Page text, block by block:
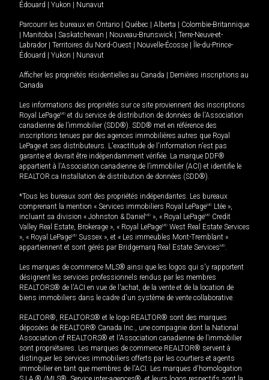
Édouard
Yukon Nunavut
Parcourir les bureaux en Ontario Québec Alberta
Colombie-Britannique
Manitoba Saskatchewan Nouveau-Brunswick
Terre-Neuve-et-
Labrador
Territoires du Nord-Ouest Nouvelle-Écosse
Île-du-Prince-
Édouard
Yukon Nunavut
Afficher les propriétés résidentielles au Canada
Dernières inscriptions au
Canada
Les informations des propriétés sur ce site proviennent des inscriptions
Royal LePageMD et du service de distribution de données de l'Association
canadienne de l’immobilier (SDD®). SDD® met en référence des
inscriptions tenues par des agences immobilières autres que Royal
LePage et ses distributeurs. L'exactitude de l'information n'est pas
garantie et devrait être indépendamment vérifiée. La marque DDF®
appartient à l'Association canadienne de l’immobilier (ACI) et identifie le
REALTOR.ca Installation de distribution de données (SDD®).
*Tous les bureaux sont des propriétés indépendantes. Les bureaux
comprenant la mention « Services immobiliers Royal LePageMD Ltée »,
incluant sa division « Johnston & Daniel MD », « Royal LePageMD Credit
Valley Real Estate, Brokerage », « Royal LePageMD West Real Estate Services
», « Royal LePageMD Sussex », et « Les immeubles Mont-Tremblant »
appartiennent et sont gérés par Bridgemarq Real Estate ServicesMD.
Les marques de commerce MLS® ainsi que les logos qui s'y rapportent
désignent les services professionnels rendus par les membres
REALTORS® de l'ACI en vue de l'achat, de la vente et de la location de
biens immobiliers dans le cadre d'un système de vente collaborative.
REALTOR®, REALTORS® et le logo REALTOR® sont des marques
déposées de REALTOR® Canada Inc., une compagnie dont la National
Association of REALTORS® et l'Association canadienne de l’immobilier
sont propriétaires. Les marques de commerce REALTOR® servent à
distinguer les services immobiliers offerts par les courtiers et agents
immobilier en tant que membres de l'ACI. Les marques d'homologation